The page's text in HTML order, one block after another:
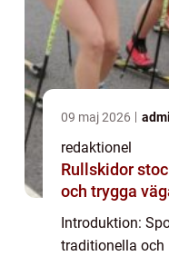
09 maj 2026
redaktionel
Rullskidor stockholm
och trygga
Introduktion:
traditionella och